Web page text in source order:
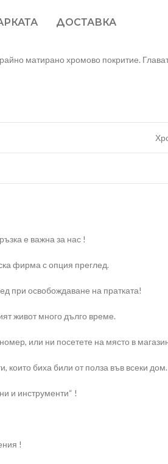
ДОСТАВКА
матирано хромово покритие.
е важна за нас !
фирма с опция преглед.
при освобождаване на пратката!
живот много дълго време.
или ни посетете на място в
които биха били от полза във всеки дом.
и инструменти“ !
!